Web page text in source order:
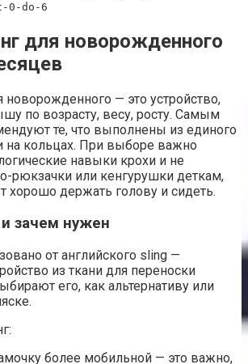
0-do-6
для новорожденного
— это устройство,
по возрасту, весу, росту. Самым
те, что выполнены из единого
на кольцах. При выборе важно
навыки крохи и не
рюкзачки или кенгурушки деткам,
хорошо держать голову и сидеть.
зачем нужен
от английского sling —
из ткани для переноски
его, как альтернативу или
более мобильной — это важно,